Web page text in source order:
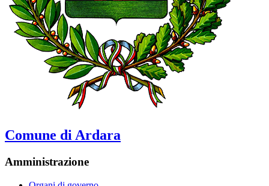
Comune di Ardara
Amministrazione